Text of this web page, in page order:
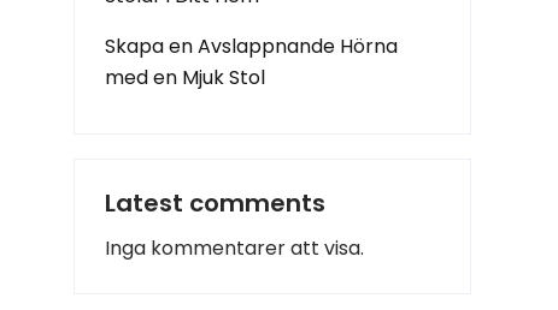
Skapa en Avslappnande Hörna
med en Mjuk Stol
Latest comments
Inga kommentarer att visa.